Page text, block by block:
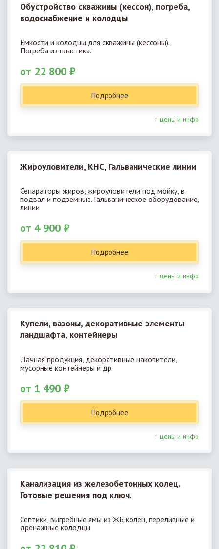
Обустройство скважины (кессон), погреба,
водоснабжение и колодцы
Емкости и колодцы для скважины (кессоны).
Погреба из пластика.
от 22 800 ₽
Подробнее
↑ цены и инфо
Жироуловители, КНС, Гальванические линии
Сепараторы жиров, жироуловители под мойку, в
подвал и подземные. Гальваническое оборудование,
линии
от 4 900 ₽
Подробнее
↑ цены и инфо
Купели, вазоны, декоративные элементы
ландшафта, контейнеры
Дачная продукция, декоративные накопители,
мусорные контейнеры и др.
от 1 490 ₽
Подробнее
↑ цены и инфо
Канализация из железобетонных колец.
Готовые решения под ключ.
Септики, выгребные ямы из ЖБ колец, переливные и
дренажные колодцы